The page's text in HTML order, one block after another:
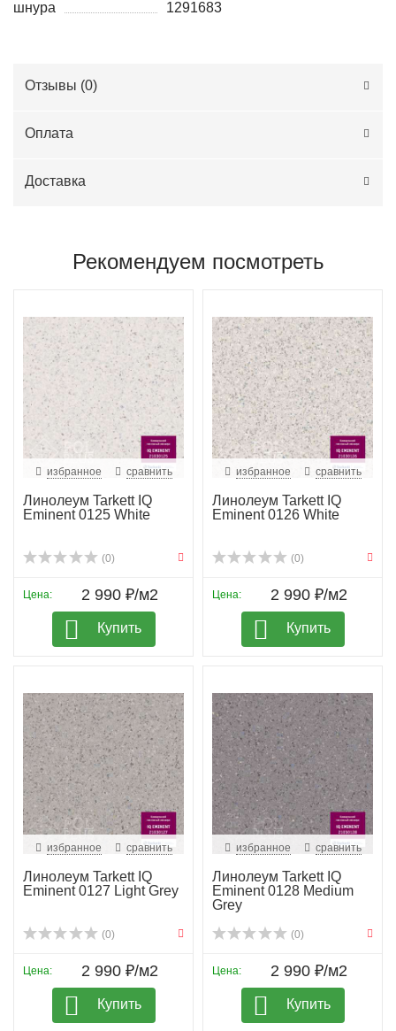
шнура 1291683
Отзывы (0)
Оплата
Доставка
Рекомендуем посмотреть
избранное сравнить
Линолеум Tarkett IQ
Eminent 0125 White
(0)
Цена: 2 990 ₽/м2
Купить
избранное сравнить
Линолеум Tarkett IQ
Eminent 0126 White
(0)
Цена: 2 990 ₽/м2
Купить
избранное сравнить
Линолеум Tarkett IQ
Eminent 0127 Light Grey
(0)
Цена: 2 990 ₽/м2
Купить
избранное сравнить
Линолеум Tarkett IQ
Eminent 0128 Medium
Grey
(0)
Цена: 2 990 ₽/м2
Купить